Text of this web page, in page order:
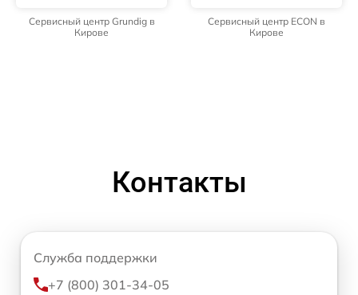
Сервисный центр Grundig в
Кирове
Сервисный центр ECON в
Кирове
Контакты
Служба поддержки
+7 (800) 301-34-05